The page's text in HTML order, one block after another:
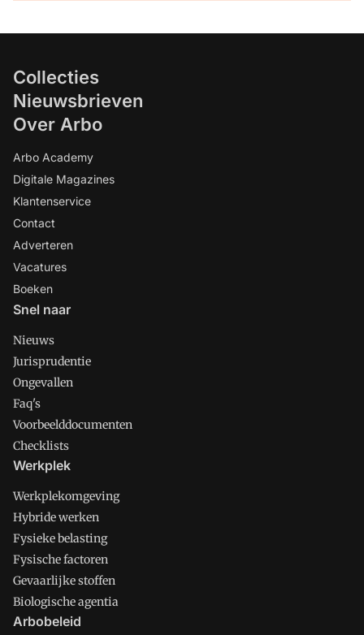
Collecties
Nieuwsbrieven
Over Arbo
Arbo Academy
Digitale Magazines
Klantenservice
Contact
Adverteren
Vacatures
Boeken
Snel naar
Nieuws
Jurisprudentie
Ongevallen
Faq's
Voorbeelddocumenten
Checklists
Werkplek
Werkplekomgeving
Hybride werken
Fysieke belasting
Fysische factoren
Gevaarlijke stoffen
Biologische agentia
Arbobeleid